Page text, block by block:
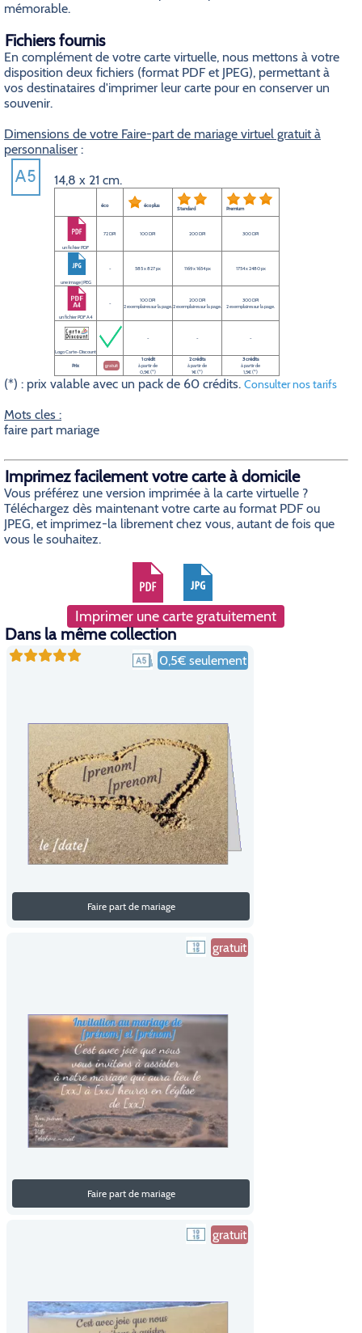
mémorable.
Fichiers fournis
En complément de votre carte virtuelle, nous mettons à votre
disposition deux fichiers (format PDF et JPEG), permettant à
vos destinataires d'imprimer leur carte pour en conserver un
souvenir.
Dimensions de votre Faire-part de mariage virtuel gratuit à
personnaliser :
14,8 x 21 cm.
éco éco plus Standard Premium
un fichier PDF
72 DPI 100 DPI 200 DPI 300 DPI
une image JPEG
- 585 x 827 px 1169 x 1654 px 1754 x 2480 px
un fichier PDF A4
-
100 DPI
2 exemplaires sur la page.
200 DPI
2 exemplaires sur la page.
300 DPI
2 exemplaires sur la page.
Logo Carte-Discount
- - -
Prix gratuit
1 crédit
à partir de
0,5€ (*)
2 crédits
à partir de
1€ (*)
3 crédits
à partir de
1,5€ (*)
(*) : prix valable avec un pack de 60 crédits. Consulter nos tarifs
Mots cles :
faire part mariage
Imprimez facilement votre carte à domicile
Vous préférez une version imprimée à la carte virtuelle ?
Téléchargez dès maintenant votre carte au format PDF ou
JPEG, et imprimez-la librement chez vous, autant de fois que
vous le souhaitez.
Imprimer une carte gratuitement
Dans la même collection
0,5€ seulement
Faire part de mariage
gratuit
Faire part de mariage
gratuit